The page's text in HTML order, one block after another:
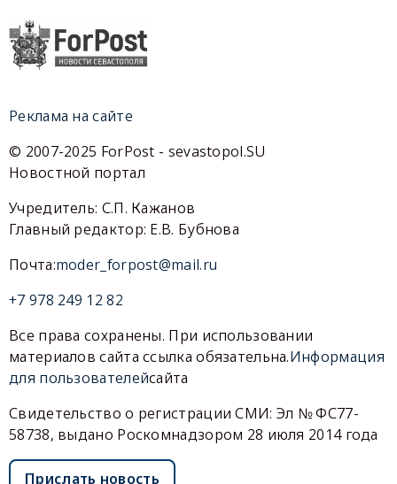
Реклама на сайте
© 2007-2025 ForPost - sevastopol.SU
Новостной портал
Учредитель: С.П. Кажанов
Главный редактор: Е.В. Бубнова
Почта:moder_forpost@mail.ru
+7 978 249 12 82
Все права сохранены. При использовании
материалов сайта ссылка обязательна.Информация
для пользователейсайта
Свидетельство о регистрации СМИ: Эл № ФС77-
58738, выдано Роскомнадзором 28 июля 2014 года
Прислать новость